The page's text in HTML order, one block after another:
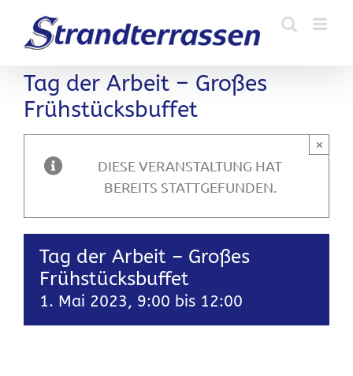
Inhalt
springen
Tag der Arbeit – Großes
Frühstücksbuffet
DIESE VERANSTALTUNG HAT
BEREITS STATTGEFUNDEN.
×
Tag der Arbeit – Großes
Frühstücksbuffet
1. Mai 2023, 9:00 bis 12:00